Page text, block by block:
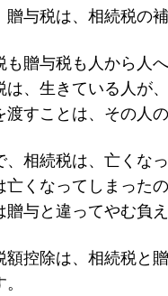
贈与税は、相続税の
も贈与税も人から人
は、生きている人が
渡すことは、その人
、相続税は、亡くな
亡くなってしまった
贈与と違ってやむ負
額控除は、相続税と